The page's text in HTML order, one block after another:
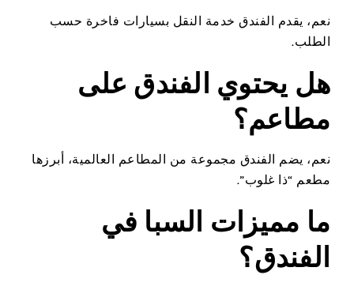
نعم، يقدم الفندق خدمة النقل بسيارات فاخرة حسب
الطلب.
هل يحتوي الفندق على
مطاعم؟
نعم، يضم الفندق مجموعة من المطاعم العالمية، أبرزها
مطعم “ذا غلوب”.
ما مميزات السبا في
الفندق؟